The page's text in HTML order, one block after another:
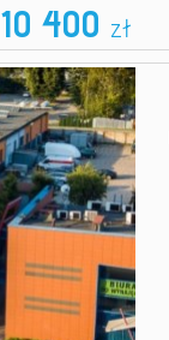
10 400 zł